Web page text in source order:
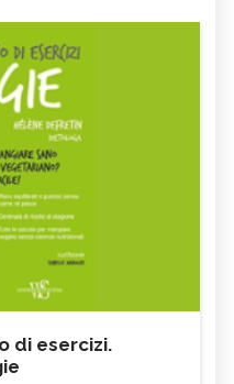
di esercizi.